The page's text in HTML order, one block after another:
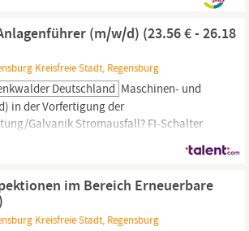
in einem FH-Studium (Fachrichtung
Gerätewart:in, Disponent:in in der
(m/w/d) (23.56 € - 26.18
Kreisfreie Stadt, Regensburg
Deutschland Maschinen- und
in der Vorfertigung der
Galvanik Stromausfall? FI-Schalter
entwickelt und produziert
für elektrische Anlagen – mit
im Bereich Erneuerbare
Kreisfreie Stadt, Regensburg